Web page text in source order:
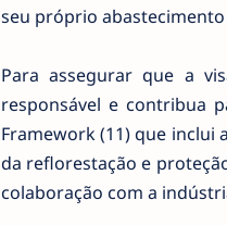
seu próprio
Para assegurar que a
responsável e contribua
Framework (11) que inclui
da reflorestação e
colaboração com a